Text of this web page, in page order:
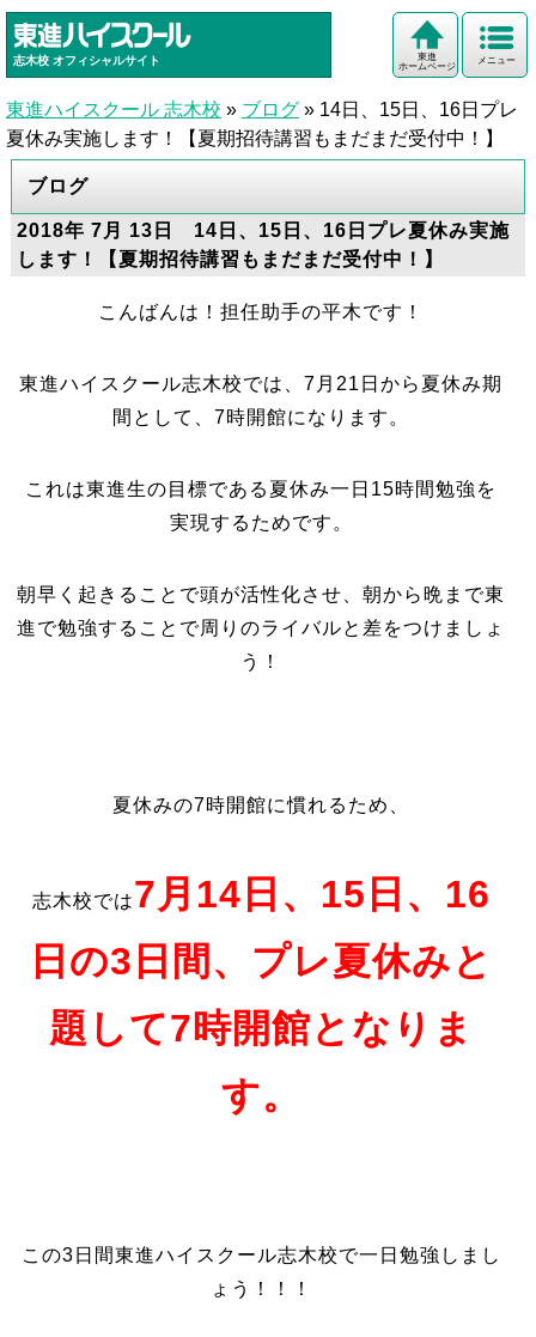
志木校 オフィシャルサイト メニュー
東進
ホームページ
東進ハイスクール 志木校 » ブログ » 14日、15日、16日プレ
夏休み実施します！【夏期招待講習もまだまだ受付中！】
ブログ
2018年 7月 13日 14日、15日、16日プレ夏休み実施
します！【夏期招待講習もまだまだ受付中！】
こんばんは！担任助手の平木です！
東進ハイスクール志木校では、7月21日から夏休み期
間として、7時開館になります。
これは東進生の目標である夏休み一日15時間勉強を
実現するためです。
朝早く起きることで頭が活性化させ、朝から晩まで東
進で勉強することで周りのライバルと差をつけましょ
う！
夏休みの7時開館に慣れるため、
志木校では7月14日、15日、16
日の3日間、プレ夏休みと
題して7時開館となりま
す。
この3日間東進ハイスクール志木校で一日勉強しまし
ょう！！！